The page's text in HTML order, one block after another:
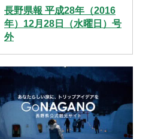
長野県報 平成28年（2016
年）12月28日（水曜日）号
外